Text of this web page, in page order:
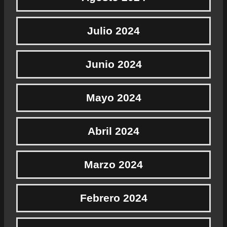
Julio 2024
Junio 2024
Mayo 2024
Abril 2024
Marzo 2024
Febrero 2024